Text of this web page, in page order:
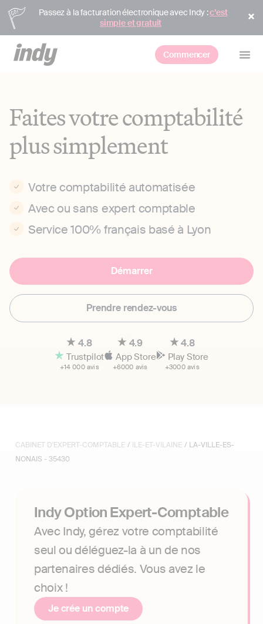
Passez à la facturation électronique avec Indy :c’est
simple et gratuit
Commencer
Faites votre comptabilité
plus simplement
Votre comptabilité automatisée
Avec ou sans expert comptable
Service 100% français basé à Lyon
Démarrer
Prendre rendez-vous
4.8
Trustpilot
+14 000 avis
4.9
App Store
+6000 avis
4.8
Play Store
+3000 avis
CABINET D'EXPERT-COMPTABLE / ILE-ET-VILAINE / LA-VILLE-ES-
NONAIS - 35430
Indy Option Expert-Comptable
Avec Indy, gérez votre comptabilité
seul ou déléguez-la à un de nos
partenaires dédiés. Vous avez le
choix !
Je crée un compte